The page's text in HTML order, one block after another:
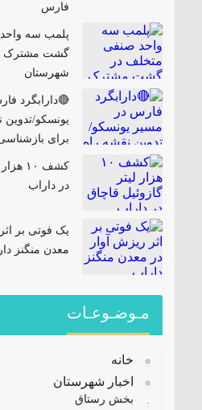
فارس
پلمب سه
گشت مشترک
شهرستان
🔴دارابگرد
برای
کشف
در داراب
یک فوتی بر
معدن منگنز
مـوضـوعـات
خانه
اخبار شهرستان
بخش رستاق